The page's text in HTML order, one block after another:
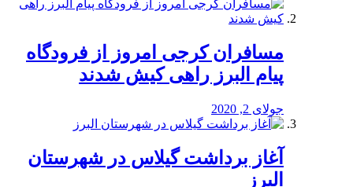
مسافران کرجی امروز از فرودگاه
پیام البرز راهی کیش شدند
جولای 2, 2020
آغاز برداشت گیلاس در شهرستان
البرز